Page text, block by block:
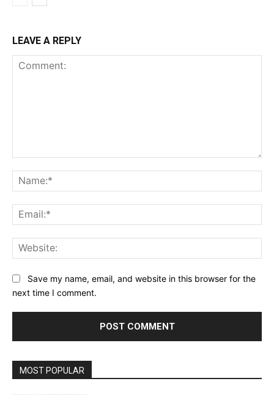
LEAVE A REPLY
Save my name, email, and website in this browser for the
next time I comment.
MOST POPULAR